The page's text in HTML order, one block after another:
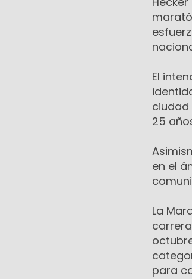
El
25
en el
La
para